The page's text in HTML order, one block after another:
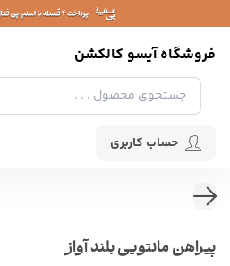
فروشگاه آیسو کالکشن
حساب کاربری
پیراهن مانتویی بلند آواز